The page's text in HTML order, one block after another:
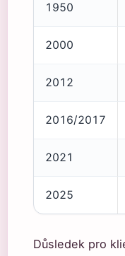
1950
2000
2012
2016/2017
2021
2025
Důsledek pro